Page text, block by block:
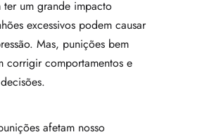
ter um grande impacto
excessivos podem causar
Mas, punições bem
corrigir comportamentos e
afetam nosso